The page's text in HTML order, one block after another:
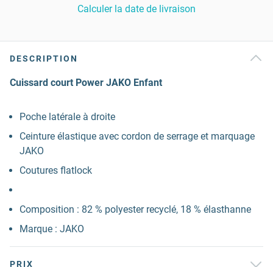
Calculer la date de livraison
DESCRIPTION
Cuissard court Power JAKO Enfant
Poche latérale à droite
Ceinture élastique avec cordon de serrage et marquage
JAKO
Coutures flatlock
Composition : 82 % polyester recyclé, 18 % élasthanne
Marque : JAKO
PRIX